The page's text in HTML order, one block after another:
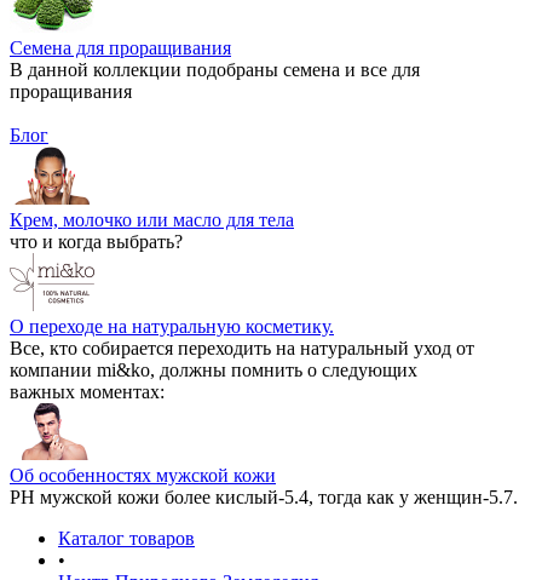
Семена для проращивания
В данной коллекции подобраны семена и все для
проращивания
Блог
Крем, молочко или масло для тела
что и когда выбрать?
О переходе на натуральную косметику.
Все, кто собирается переходить на натуральный уход от
компании mi&ko, должны помнить о следующих
важных моментах:
Об особенностях мужской кожи
РН мужской кожи более кислый-5.4, тогда как у женщин-5.7.
Каталог товаров
•